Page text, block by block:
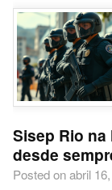
Sisep Rio
desde
Posted on abril